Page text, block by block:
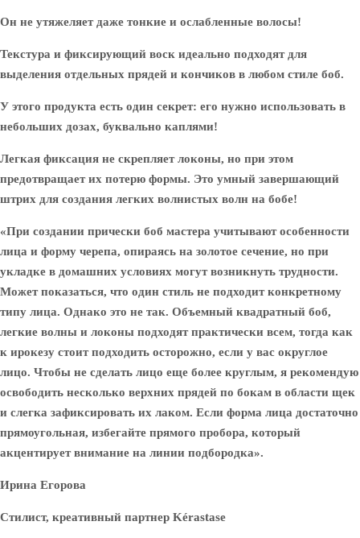
Он не утяжеляет даже тонкие и ослабленные волосы!
Текстура и фиксирующий воск идеально подходят для
выделения отдельных прядей и кончиков в любом стиле боб.
У этого продукта есть один секрет: его нужно использовать в
небольших дозах, буквально каплями!
Легкая фиксация не скрепляет локоны, но при этом
предотвращает их потерю формы. Это умный завершающий
штрих для создания легких волнистых волн на бобе!
«При создании прически боб мастера учитывают особенности
лица и форму черепа, опираясь на золотое сечение, но при
укладке в домашних условиях могут возникнуть трудности.
Может показаться, что один стиль не подходит конкретному
типу лица. Однако это не так. Объемный квадратный боб,
легкие волны и локоны подходят практически всем, тогда как
к ирокезу стоит подходить осторожно, если у вас округлое
лицо. Чтобы не сделать лицо еще более круглым, я рекомендую
освободить несколько верхних прядей по бокам в области щек
и слегка зафиксировать их лаком. Если форма лица достаточно
прямоугольная, избегайте прямого пробора, который
акцентирует внимание на линии подбородка».
Ирина Егорова
Стилист, креативный партнер Kérastase